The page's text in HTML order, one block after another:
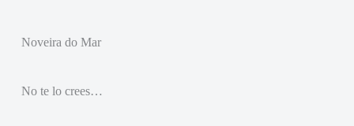
Noveira do Mar
No te lo crees…